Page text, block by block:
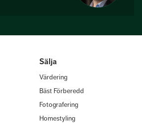
Sälja
Värdering
Bäst Förberedd
Fotografering
Homestyling